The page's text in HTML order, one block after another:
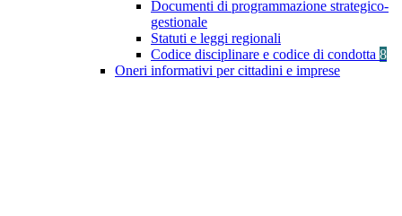
Documenti di programmazione strategico-
gestionale
Statuti e leggi regionali
Codice disciplinare e codice di condotta 8
Oneri informativi per cittadini e imprese